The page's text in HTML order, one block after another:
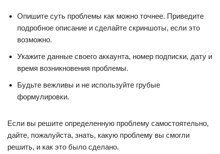
Опишите суть проблемы как можно точнее. Приведите
подробное описание и сделайте скриншоты, если это
возможно.
Укажите данные своего аккаунта, номер подписки, дату и
время возникновения проблемы.
Будьте вежливы и не используйте грубые
формулировки.
Если вы решите определенную проблему самостоятельно,
дайте, пожалуйста, знать, какую проблему вы смогли
решить, и как это было сделано.